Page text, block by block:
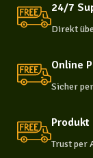
24/7
Direkt
Online
Sicher
Produkt
Trust per